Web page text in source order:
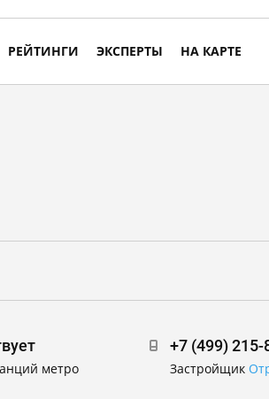
РЕЙТИНГИ ЭКСПЕРТЫ НА КАРТЕ
+7 (499) 215-
Застройщик
метро